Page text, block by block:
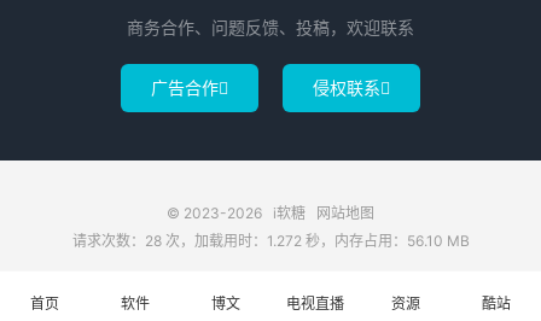
商务合作、问题反馈、投稿，欢迎联系
广告合作 侵权联系
© 2023-2026 i软糖
网站地图
请求次数：28 次，加载用时：1.272 秒，内存占用：56.10 MB
首页 软件 博文 电视直播 资源 酷站